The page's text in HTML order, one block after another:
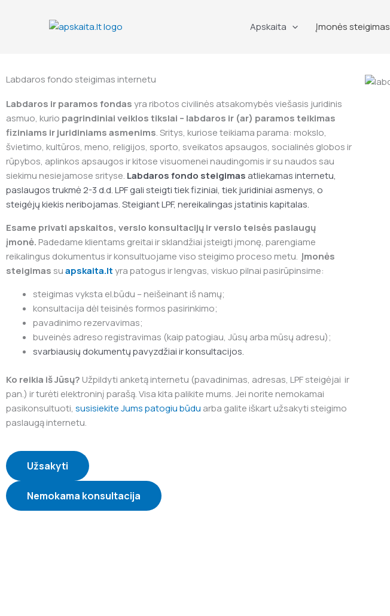
Apskaita Įmonės steigimas
Labdaros fondo steigimas internetu
Labdaros ir paramos fondasyra ribotos civilinės atsakomybės viešasis juridinis
asmuo, kurio pagrindiniai veiklos tikslai – labdaros ir (ar) paramos teikimas
fiziniams ir juridiniams asmenims. Sritys, kuriose teikiama parama: mokslo,
švietimo, kultūros, meno, religijos, sporto, sveikatos apsaugos, socialinės globos ir
rūpybos, aplinkos apsaugos ir kitose visuomenei naudingomis ir su naudos sau
siekimu nesiejamose srityse. Labdaros fondo steigimasatliekamas internetu,
paslaugos trukmė 2-3 d.d. LPF gali steigti tiek fiziniai, tiek juridiniai asmenys, o
steigėjų kiekis neribojamas. Steigiant LPF, nereikalingas įstatinis kapitalas.
Esame privati apskaitos, verslo konsultacijų ir verslo teisės paslaugų
įmonė. Padedame klientams greitai ir sklandžiai įsteigti įmonę, parengiame
reikalingus dokumentus ir konsultuojame viso steigimo proceso metu. Įmonės
steigimas suapskaita.ltyra patogus ir lengvas, viskuo pilnai pasirūpinsime:
steigimas vyksta el.būdu – neišeinant iš namų;
konsultacija dėl teisinės formos pasirinkimo;
pavadinimo rezervavimas;
buveinės adreso registravimas (kaip patogiau, Jūsų arba mūsų adresu);
svarbiausių dokumentų pavyzdžiai ir konsultacijos.
Ko reikia iš Jūsų? Užpildyti anketą internetu (pavadinimas, adresas, LPF steigėjai ir
pan.) ir turėti elektroninį parašą. Visa kita palikite mums. Jei norite nemokamai
pasikonsultuoti, susisiekite Jums patogiu būdu arba galite iškart užsakyti steigimo
paslaugą internetu.
Užsakyti
Nemokama konsultacija